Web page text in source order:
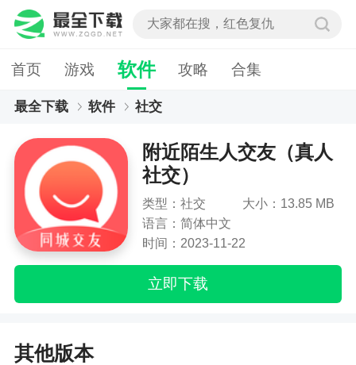
首页 游戏 软件 攻略 合集
最全下载 软件 社交
附近陌生人交友（真人社交）
附近陌生人交友（真人
社交）
类型：社交
大小：13.85 MB
语言：简体中文
时间：2023-11-22
立即下载
其他版本